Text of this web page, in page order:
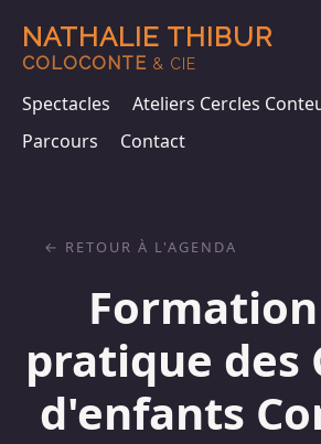
NATHALIE THIBUR
COLOCONTE & CIE
Spectacles Ateliers Cercles
Parcours
Contact
pratique des
d'enfants
RETOUR À L'AGENDA